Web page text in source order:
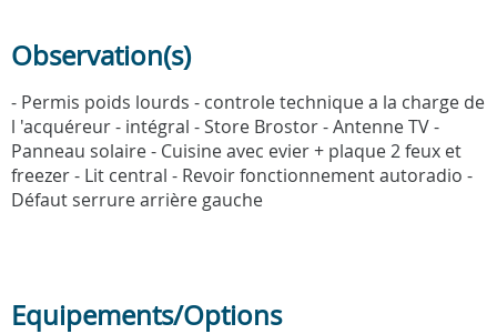
Observation(s)
- Permis poids lourds - controle technique a la charge de
l 'acquéreur - intégral - Store Brostor - Antenne TV -
Panneau solaire - Cuisine avec evier + plaque 2 feux et
freezer - Lit central - Revoir fonctionnement autoradio -
Défaut serrure arrière gauche
Equipements/Options